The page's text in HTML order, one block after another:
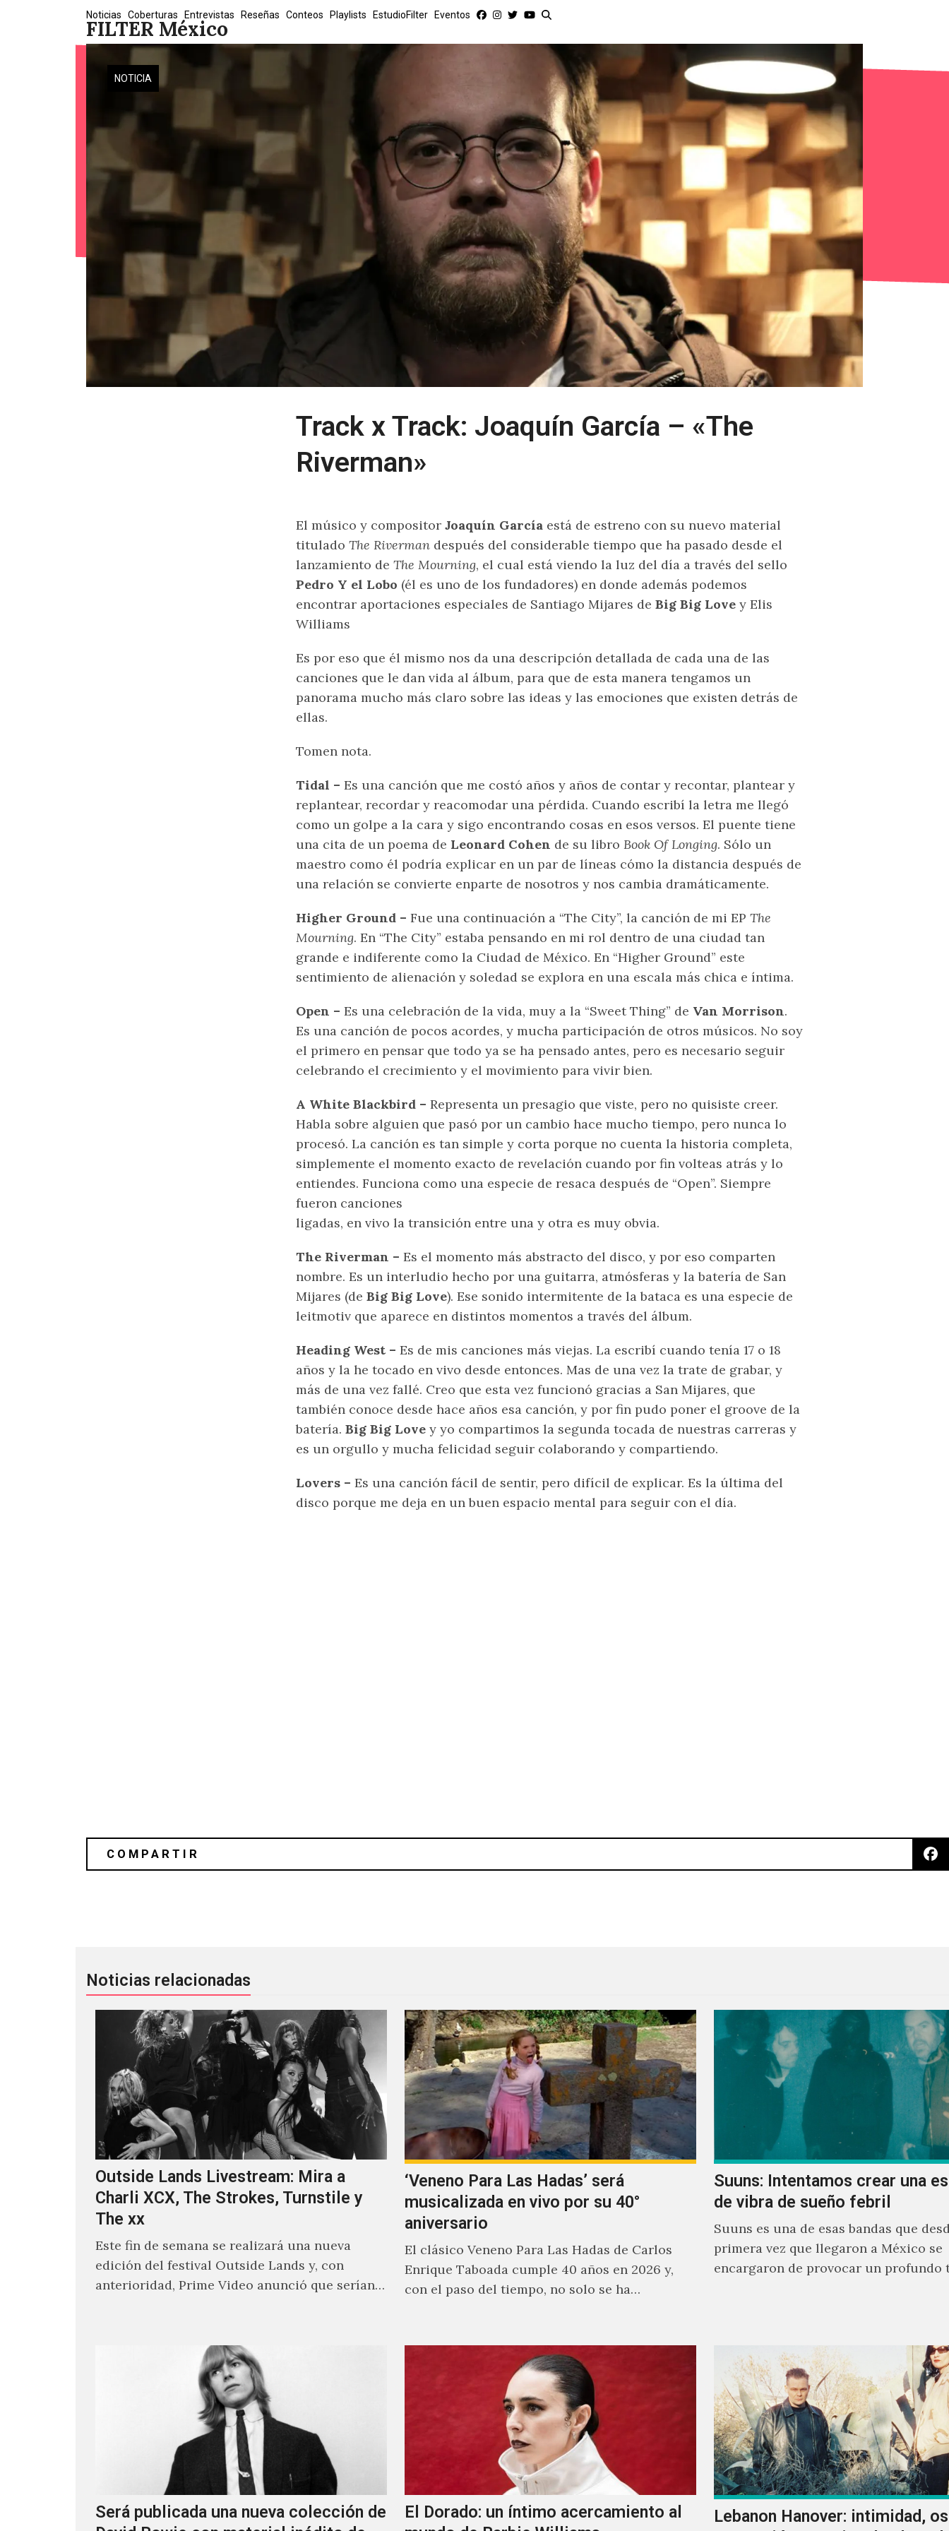
FILTER México
Noticias Coberturas Entrevistas Reseñas Conteos Playlists EstudioFilter Eventos
NOTICIA
Track x Track: Joaquín García – «The
Riverman»
El músico y compositor Joaquín García está de estreno con su nuevo material
titulado The Riverman después del considerable tiempo que ha pasado desde el
lanzamiento de The Mourning, el cual está viendo la luz del día a través del sello
Pedro Y el Lobo (él es uno de los fundadores) en donde además podemos
encontrar aportaciones especiales de Santiago Mijares de Big Big Love y Elis
Williams
Es por eso que él mismo nos da una descripción detallada de cada una de las
canciones que le dan vida al álbum, para que de esta manera tengamos un
panorama mucho más claro sobre las ideas y las emociones que existen detrás de
ellas.
Tomen nota.
Tidal – Es una canción que me costó años y años de contar y recontar, plantear y
replantear, recordar y reacomodar una pérdida. Cuando escribí la letra me llegó
como un golpe a la cara y sigo encontrando cosas en esos versos. El puente tiene
una cita de un poema de Leonard Cohen de su libro Book Of Longing. Sólo un
maestro como él podría explicar en un par de líneas cómo la distancia después de
una relación se convierte enparte de nosotros y nos cambia dramáticamente.
Higher Ground – Fue una continuación a “The City”, la canción de mi EP The
Mourning. En “The City” estaba pensando en mi rol dentro de una ciudad tan
grande e indiferente como la Ciudad de México. En “Higher Ground” este
sentimiento de alienación y soledad se explora en una escala más chica e íntima.
Open – Es una celebración de la vida, muy a la “Sweet Thing” de Van Morrison.
Es una canción de pocos acordes, y mucha participación de otros músicos. No soy
el primero en pensar que todo ya se ha pensado antes, pero es necesario seguir
celebrando el crecimiento y el movimiento para vivir bien.
A White Blackbird – Representa un presagio que viste, pero no quisiste creer.
Habla sobre alguien que pasó por un cambio hace mucho tiempo, pero nunca lo
procesó. La canción es tan simple y corta porque no cuenta la historia completa,
simplemente el momento exacto de revelación cuando por fin volteas atrás y lo
entiendes. Funciona como una especie de resaca después de “Open”. Siempre
fueron canciones
ligadas, en vivo la transición entre una y otra es muy obvia.
The Riverman – Es el momento más abstracto del disco, y por eso comparten
nombre. Es un interludio hecho por una guitarra, atmósferas y la batería de San
Mijares (de Big Big Love). Ese sonido intermitente de la bataca es una especie de
leitmotiv que aparece en distintos momentos a través del álbum.
Heading West – Es de mis canciones más viejas. La escribí cuando tenía 17 o 18
años y la he tocado en vivo desde entonces. Mas de una vez la trate de grabar, y
más de una vez fallé. Creo que esta vez funcionó gracias a San Mijares, que
también conoce desde hace años esa canción, y por fin pudo poner el groove de la
batería. Big Big Love y yo compartimos la segunda tocada de nuestras carreras y
es un orgullo y mucha felicidad seguir colaborando y compartiendo.
Lovers – Es una canción fácil de sentir, pero difícil de explicar. Es la última del
disco porque me deja en un buen espacio mental para seguir con el día.
Noticias relacionadas
Outside Lands Livestream: Mira a
Charli XCX, The Strokes, Turnstile y
The xx
Este fin de semana se realizará una nueva
edición del festival Outside Lands y, con
anterioridad, Prime Video anunció que serían
‘Veneno Para Las Hadas’ será
musicalizada en vivo por su 40°
aniversario
El clásico Veneno Para Las Hadas de Carlos
Enrique Taboada cumple 40 años en 2026 y,
con el paso del tiempo, no solo se ha…
Suuns: Intentamos crear una
de vibra de sueño febril
Suuns es una de esas bandas que
primera vez que llegaron a México se
encargaron de provocar un profundo
Será publicada una nueva colección de
El Dorado: un íntimo acercamiento al
Lebanon Hanover: intimidad,